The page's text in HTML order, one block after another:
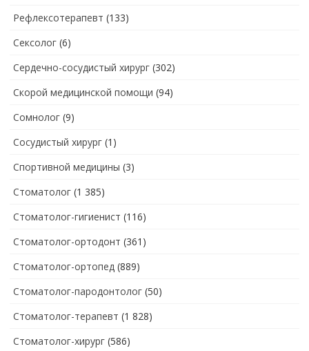
Рефлексотерапевт (133)
Сексолог (6)
Сердечно-сосудистый хирург (302)
Скорой медицинской помощи (94)
Сомнолог (9)
Сосудистый хирург (1)
Спортивной медицины (3)
Стоматолог (1 385)
Стоматолог-гигиенист (116)
Стоматолог-ортодонт (361)
Стоматолог-ортопед (889)
Стоматолог-пародонтолог (50)
Стоматолог-терапевт (1 828)
Стоматолог-хирург (586)